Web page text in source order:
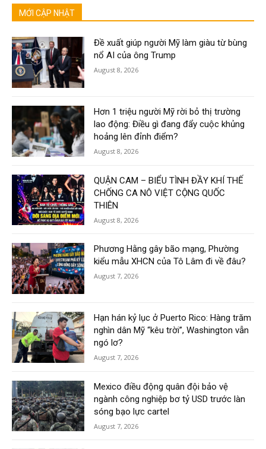
MỚI CẬP NHẬT
Đề xuất giúp người Mỹ làm giàu từ bùng
nổ AI của ông Trump
August 8, 2026
Hơn 1 triệu người Mỹ rời bỏ thị trường
lao động: Điều gì đang đẩy cuộc khủng
hoảng lên đỉnh điểm?
August 8, 2026
QUẬN CAM – BIỂU TÌNH ĐẦY KHÍ THẾ
CHỐNG CA NÔ VIỆT CỘNG QUỐC
THIÊN
August 8, 2026
Phương Hằng gây bão mạng, Phường
kiểu mẫu XHCN của Tô Lâm đi về đâu?
August 7, 2026
Hạn hán kỷ lục ở Puerto Rico: Hàng trăm
nghìn dân Mỹ “kêu trời”, Washington vẫn
ngó lơ?
August 7, 2026
Mexico điều động quân đội bảo vệ
ngành công nghiệp bơ tỷ USD trước làn
sóng bạo lực cartel
August 7, 2026